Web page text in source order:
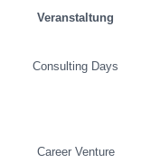
Veranstaltung
Consulting Days
Career Venture